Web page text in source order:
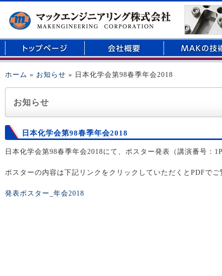
マイクロリアクター、医療用部品の開発、精密部品加工のことなら倉敷市玉島
ホーム » お知らせ » 日本化学会第98春季年会2018
お知らせ
日本化学会第98春季年会2018
日本化学会第98春季年会2018にて、ポスター発表（講演番号：
ポスターの内容は下記リンクをクリックしていただくとPDFで
発表ポスター_年会2018